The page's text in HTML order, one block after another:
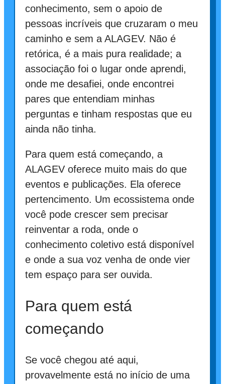
conhecimento, sem o apoio de
pessoas incríveis que cruzaram o meu
caminho e sem a ALAGEV. Não é
retórica, é a mais pura realidade; a
associação foi o lugar onde aprendi,
onde me desafiei, onde encontrei
pares que entendiam minhas
perguntas e tinham respostas que eu
ainda não tinha.
Para quem está começando, a
ALAGEV oferece muito mais do que
eventos e publicações. Ela oferece
pertencimento. Um ecossistema onde
você pode crescer sem precisar
reinventar a roda, onde o
conhecimento coletivo está disponível
e onde a sua voz venha de onde vier
tem espaço para ser ouvida.
Para quem está
começando
Se você chegou até aqui,
provavelmente está no início de uma